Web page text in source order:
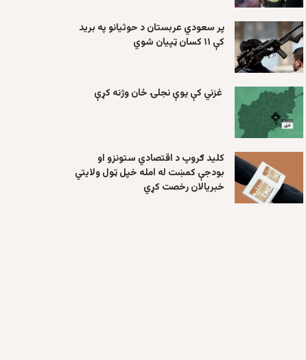
پر سعودي عربستان د حوثیانو په برید
کې ۱۱ کسان ټپیان شوي
غزني کې یوې نجلۍ ځان وژنه کړې
کلید ګروپ د اقتصادي ستونزو او
بودجې کمښت له امله خپل ټول ولایتي
خبریالان رخصت کړي